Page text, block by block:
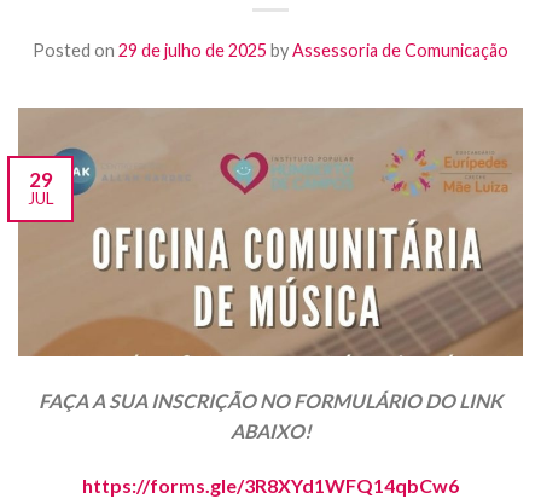
Posted on 29 de julho de 2025 byAssessoria de Comunicação
29
JUL
FAÇA A SUA INSCRIÇÃO NO FORMULÁRIO DO LINK
ABAIXO!
https://forms.gle/3R8XYd1WFQ14qbCw6